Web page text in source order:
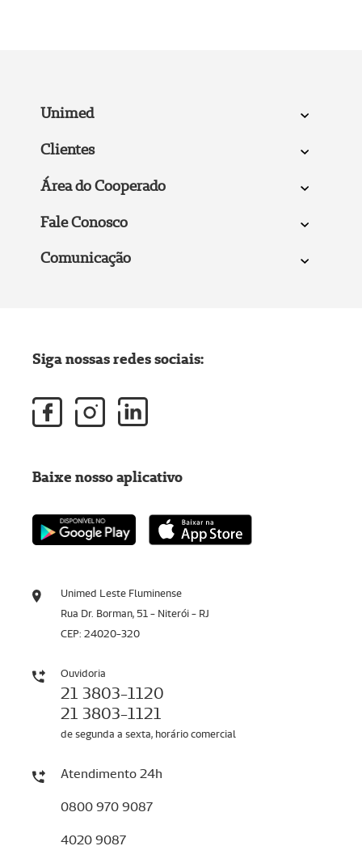
Unimed
Clientes
Área do Cooperado
Fale Conosco
Comunicação
Unimed Leste Fluminense
Rua Dr. Borman, 51 - Niterói - RJ
CEP: 24020-320
Ouvidoria
21 3803-1120
21 3803-1121
de segunda a sexta, horário comercial
Atendimento 24h
0800 970 9087
4020 9087
Siga nossas redes sociais:
Baixe nosso aplicativo